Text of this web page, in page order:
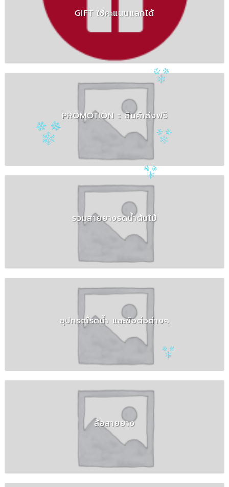
GIFT ใช้คะแนนแลกได้
PROMOTION :: สินค้าส่งฟรี
รวมสายยางรดน้ำต้นไม้
อุปกรณ์รดน้ำ และข้อต่อต่างๆ
ล้อสายยาง